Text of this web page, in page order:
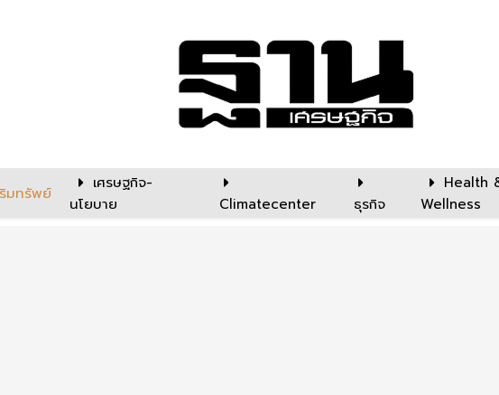
มทรัพย์
เศรษฐกิจ-
นโยบาย
Climatecenter ธุรกิจ
Health
Wellness